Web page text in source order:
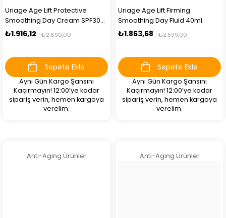
Uriage Age Lift Protective
Smoothing Day Cream SPF30
40ml
₺1.916,12 ₺2.690,00
Sepete Ekle
Aynı Gün Kargo Şansını
Kaçırmayın! 12:00’ye kadar
sipariş verin, hemen kargoya
verelim.
Uriage Age Lift Firming
Smoothing Day Fluid 40ml
₺1.863,68 ₺2.599,00
Sepete Ekle
Aynı Gün Kargo Şansını
Kaçırmayın! 12:00’ye kadar
sipariş verin, hemen kargoya
verelim.
Anti-Aging Ürünler Anti-Aging Ürünler